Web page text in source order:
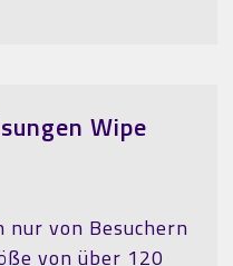
Wipe
von Besuchern
von über 120